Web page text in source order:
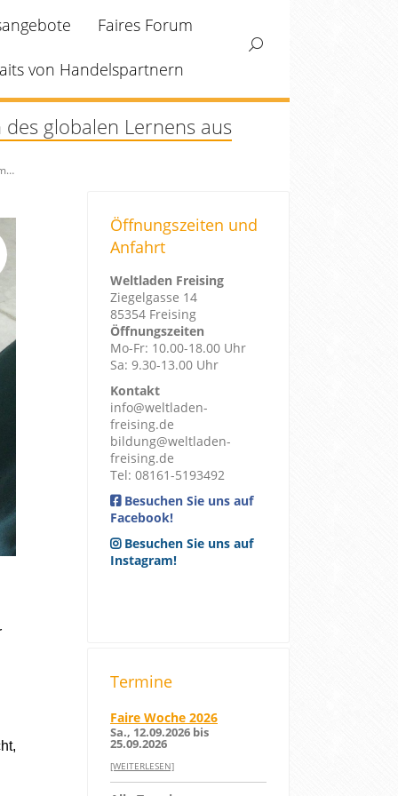
Faires Forum
von Handelspartnern
Search:
globalen Lernens aus
Öffnungszeiten und
Anfahrt
Weltladen Freising
Ziegelgasse 14
85354 Freising
Öffnungszeiten
Mo-Fr: 10.00-18.00 Uhr
Sa: 9.30-13.00 Uhr
Kontakt
info@weltladen-
freising.de
bildung@weltladen-
freising.de
Tel: 08161-5193492
Besuchen Sie uns auf
Facebook!
Besuchen Sie uns auf
Instagram!
Termine
Faire Woche 2026
Sa., 12.09.2026 bis
25.09.2026
[WEITERLESEN]